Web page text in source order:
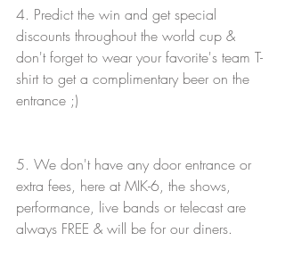
4. Predict the win and get special
discounts throughout the world cup &
don't forget to wear your favorite's team T-
shirt to get a complimentary beer on the
entrance ;)
5. We don't have any door entrance or
extra fees, here at MIK-6, the shows,
performance, live bands or telecast are
always FREE & will be for our diners.